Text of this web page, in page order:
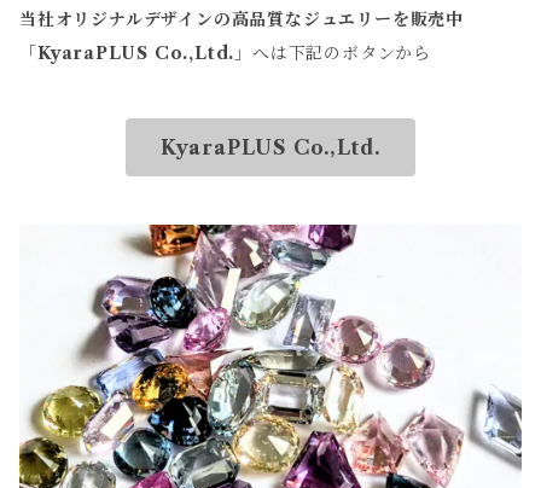
当社オリジナルデザインの高品質なジュエリーを販売中
「 KyaraPLUS Co.,Ltd. 」へは下記のボタンから
KyaraPLUS Co.,Ltd.